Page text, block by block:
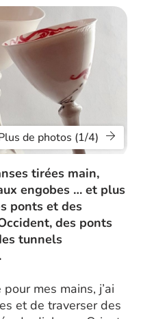
de photos (1/4)
tirées main,
engobes … et plus
ponts et des
des ponts
tunnels
mes mains, j’ai
et de traverser des